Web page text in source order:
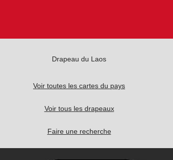
Drapeau du Laos
Voir toutes les cartes du pays
Voir tous les drapeaux
Faire une recherche